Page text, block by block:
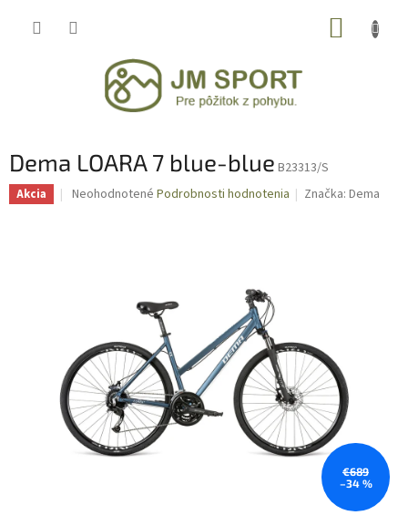
Dema LOARA 7 blue-blue B23313/S
Akcia
Priemerné
Neohodnotené Podrobnosti hodnotenia Značka:Dema
€689
–34 %